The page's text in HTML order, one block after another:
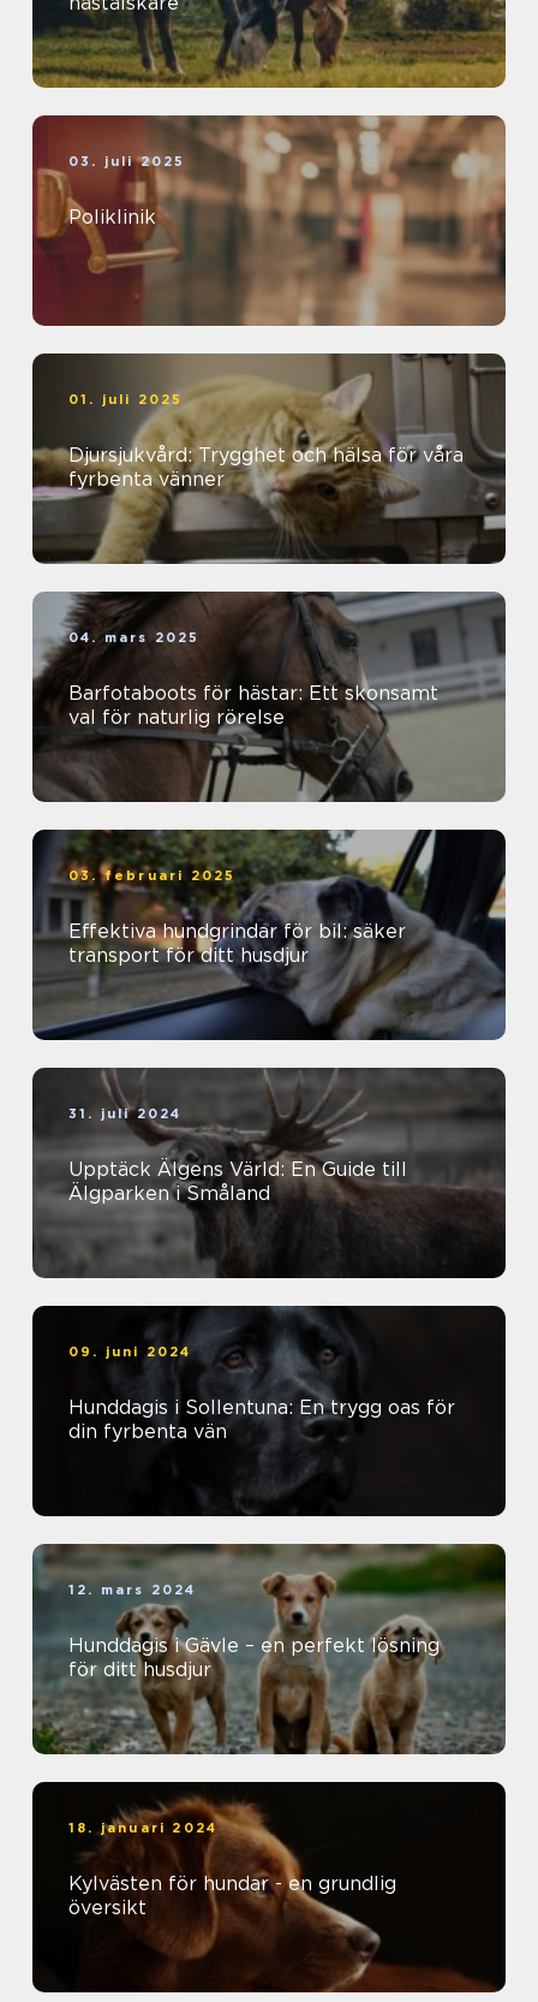
03. juli 2025
Poliklinik
01. juli 2025
Djursjukvård: Trygghet och hälsa för våra
fyrbenta vänner
04. mars 2025
Barfotaboots för hästar: Ett skonsamt
val för naturlig rörelse
03. februari 2025
Effektiva hundgrindar för bil: säker
transport för ditt husdjur
31. juli 2024
Upptäck Älgens Värld: En Guide till
Älgparken i Småland
09. juni 2024
Hunddagis i Sollentuna: En trygg oas för
din fyrbenta vän
12. mars 2024
Hunddagis i Gävle – en perfekt lösning
för ditt husdjur
18. januari 2024
Kylvästen för hundar - en grundlig
översikt